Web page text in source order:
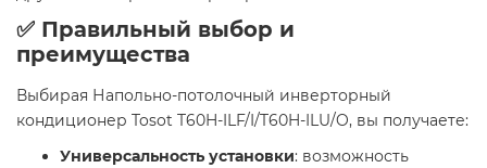
✅ Правильный выбор и
преимущества
Выбирая Напольно-потолочный инверторный
кондиционер Tosot T60H-ILF/I/T60H-ILU/O, вы получаете:
Универсальность установки: возможность